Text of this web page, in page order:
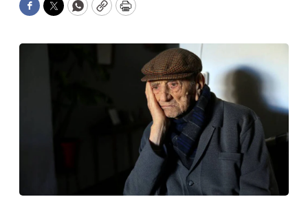
Facebook
TwitterWhatsApp
CopyPrint